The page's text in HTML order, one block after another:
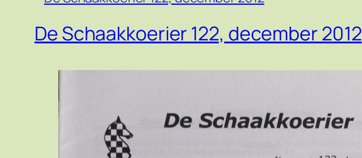
De Schaakkoerier 122, december 2012